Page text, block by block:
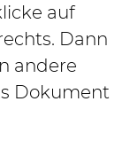
auf
Dann
andere
Dokument